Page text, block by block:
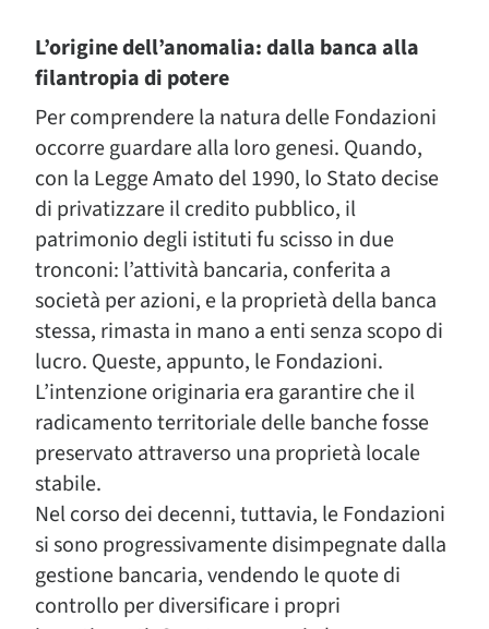
L’origine dell’anomalia: dalla banca alla
filantropia di potere
Per comprendere la natura delle Fondazioni
occorre guardare alla loro genesi. Quando,
con la Legge Amato del 1990, lo Stato decise
di privatizzare il credito pubblico, il
patrimonio degli istituti fu scisso in due
tronconi: l’attività bancaria, conferita a
società per azioni, e la proprietà della banca
stessa, rimasta in mano a enti senza scopo di
lucro. Queste, appunto, le Fondazioni.
L’intenzione originaria era garantire che il
radicamento territoriale delle banche fosse
preservato attraverso una proprietà locale
stabile.
Nel corso dei decenni, tuttavia, le Fondazioni
si sono progressivamente disimpegnate dalla
gestione bancaria, vendendo le quote di
controllo per diversificare i propri